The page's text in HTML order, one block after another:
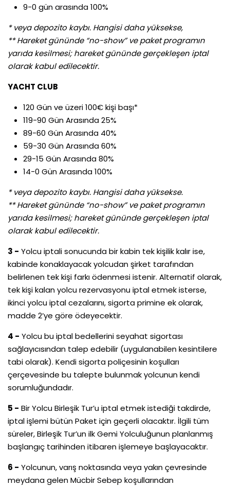
9-0 gün arasında 100%
* veya depozito kaybı. Hangisi daha yüksekse,
** Hareket gününde “no-show” ve paket programın
yarıda kesilmesi; hareket gününde gerçekleşen iptal
olarak kabul edilecektir.
YACHT CLUB
120 Gün ve üzeri 100€ kişi başı*
119-90 Gün Arasında 25%
89-60 Gün Arasında 40%
59-30 Gün Arasında 60%
29-15 Gün Arasında 80%
14-0 Gün Arasında 100%
* veya depozito kaybı. Hangisi daha yüksekse.
** Hareket gününde “no-show” ve paket programın
yarıda kesilmesi; hareket gününde gerçekleşen iptal
olarak kabul edilecektir.
3 - Yolcu iptali sonucunda bir kabin tek kişilik kalır ise,
kabinde konaklayacak yolcudan şirket tarafından
belirlenen tek kişi farkı ödenmesi istenir. Alternatif olarak,
tek kişi kalan yolcu rezervasyonu iptal etmek isterse,
ikinci yolcu iptal cezalarını, sigorta primine ek olarak,
madde 2’ye göre ödeyecektir.
4 - Yolcu bu iptal bedellerini seyahat sigortası
sağlayıcısından talep edebilir (uygulanabilen kesintilere
tabi olarak). Kendi sigorta poliçesinin koşulları
çerçevesinde bu talepte bulunmak yolcunun kendi
sorumluğundadır.
5 - Bir Yolcu Birleşik Tur’u iptal etmek istediği takdirde,
iptal işlemi bütün Paket için geçerli olacaktır. İlgili tüm
süreler, Birleşik Tur’un ilk Gemi Yolculuğunun planlanmış
başlangıç tarihinden itibaren işlemeye başlayacaktır.
6 - Yolcunun, varış noktasında veya yakın çevresinde
meydana gelen Mücbir Sebep koşullarından